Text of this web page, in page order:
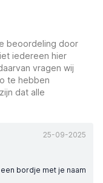
beoordeling door
iedereen hier
vragen wij
te hebben
dat alle
25-09-2025
bordje met je naam